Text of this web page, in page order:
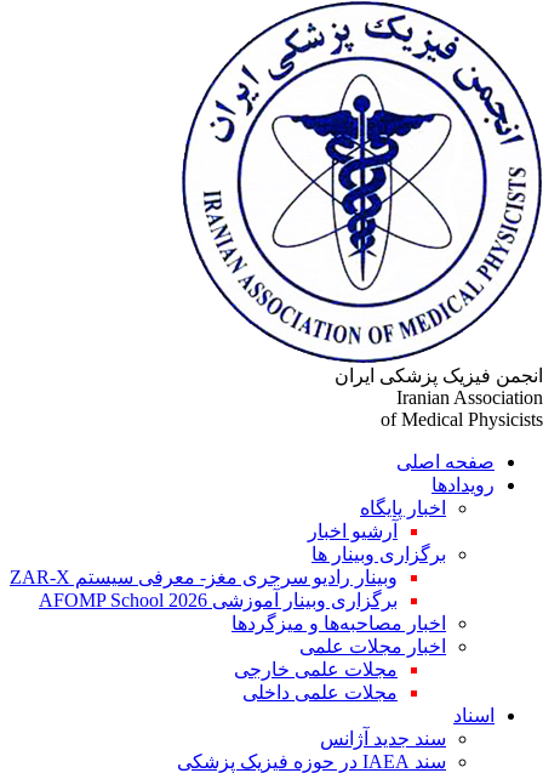
فیزیک پزشکی ایران
Iranian
of Medical
صفحه اصلی
رویدادها
اخبار پایگاه
آرشیو اخبار
برگزاری وبینار ها
وبینار رادیو سرجری مغز- معرفی سیستم ZAR-X
برگزاری وبینار آموزشی AFOMP School 2026
اخبار مصاحبه‌ها و میزگردها
اخبار مجلات علمی
مجلات علمی خارجی
مجلات علمی داخلی
اسناد
سند جدید آژانس
سند IAEA در حوزه فیزیک پزشکی